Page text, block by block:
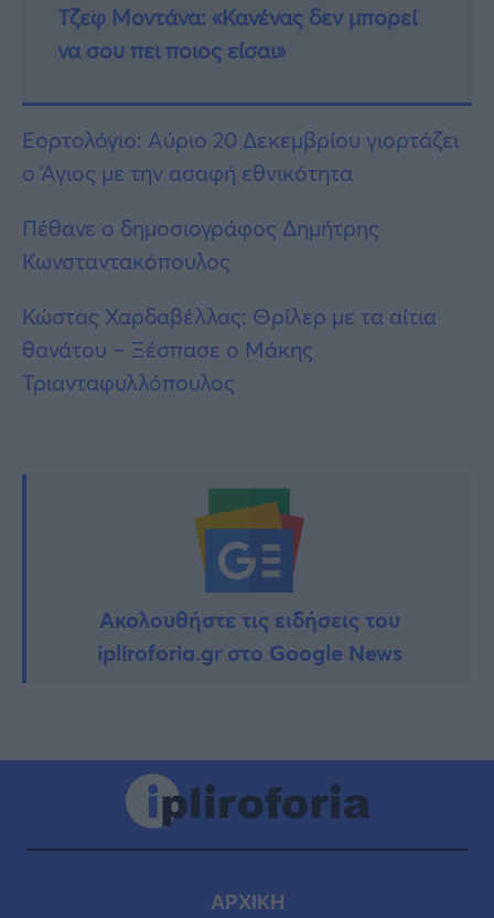
Τζεφ Μοντάνα: «Κανένας δεν μπορεί
να σου πει ποιος είσαι»
Εορτολόγιο: Αύριο 20 Δεκεμβρίου γιορτάζει
ο Άγιος με την ασαφή εθνικότητα
Πέθανε ο δημοσιογράφος Δημήτρης
Κωνσταντακόπουλος
Κώστας Χαρδαβέλλας: Θρίλερ με τα αίτια
θανάτου – Ξέσπασε ο Μάκης
Τριανταφυλλόπουλος
Ακολουθήστε τις ειδήσεις του
ipliroforia.gr στο Google News
ΑΡΧΙΚΗ